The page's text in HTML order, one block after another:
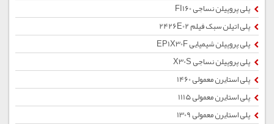
پلی پروپیلن نساجی FI160
پلی اتیلن سبک فیلم 2426E02
پلی پروپیلن شیمیایی EP1X30F
پلی پروپیلن نساجی X30S
پلی استایرن معمولی 1460
پلی استایرن معمولی 1115
پلی استایرن معمولی 1309